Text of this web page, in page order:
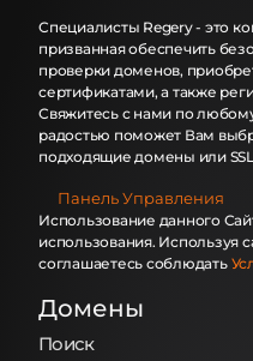
Специалисты Regery - это
призванная обеспечить
проверки доменов,
сертификатами, а также
Свяжитесь с нами по
радостью поможет Вам
подходящие домены или
Панель Управления
Использование данного
использования. Используя
соглашаетесь соблюдать
Домены
Поиск